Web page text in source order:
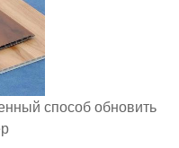
способ обновить